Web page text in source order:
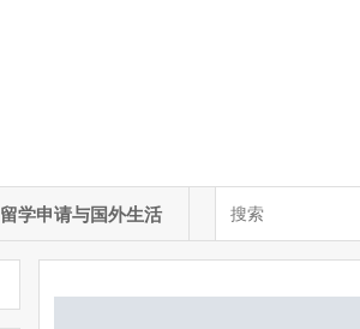
留学申请与国外生活